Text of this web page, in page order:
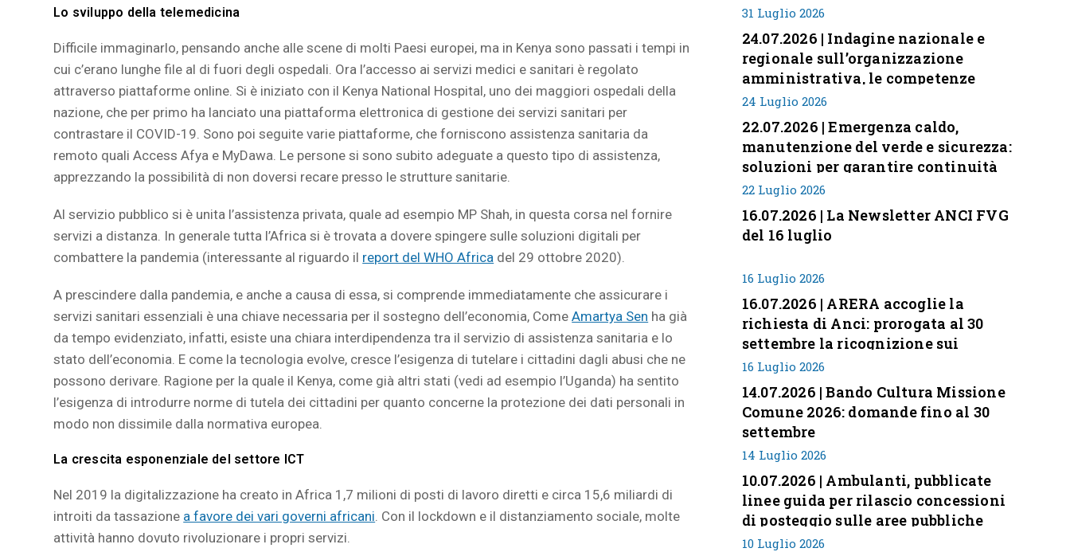
Lo sviluppo della telemedicina
Difficile immaginarlo, pensando anche alle scene di molti Paesi europei, ma in Kenya sono passati i tempi in
cui c’erano lunghe file al di fuori degli ospedali. Ora l’accesso ai servizi medici e sanitari è regolato
attraverso piattaforme online. Si è iniziato con il Kenya National Hospital, uno dei maggiori ospedali della
nazione, che per primo ha lanciato una piattaforma elettronica di gestione dei servizi sanitari per
contrastare il COVID-19. Sono poi seguite varie piattaforme, che forniscono assistenza sanitaria da
remoto quali Access Afya e MyDawa. Le persone si sono subito adeguate a questo tipo di assistenza,
apprezzando la possibilità di non doversi recare presso le strutture sanitarie.
Al servizio pubblico si è unita l’assistenza privata, quale ad esempio MP Shah, in questa corsa nel fornire
servizi a distanza. In generale tutta l’Africa si è trovata a dovere spingere sulle soluzioni digitali per
combattere la pandemia (interessante al riguardo il report del WHO Africa del 29 ottobre 2020).
A prescindere dalla pandemia, e anche a causa di essa, si comprende immediatamente che assicurare i
servizi sanitari essenziali è una chiave necessaria per il sostegno dell’economia, ComeAmartya Sen ha già
da tempo evidenziato, infatti, esiste una chiara interdipendenza tra il servizio di assistenza sanitaria e lo
stato dell’economia. E come la tecnologia evolve, cresce l’esigenza di tutelare i cittadini dagli abusi che ne
possono derivare. Ragione per la quale il Kenya, come già altri stati (vedi ad esempio l’Uganda) ha sentito
l’esigenza di introdurre norme di tutela dei cittadini per quanto concerne la protezione dei dati personali in
modo non dissimile dalla normativa europea.
La crescita esponenziale del settore ICT
Nel 2019 la digitalizzazione ha creato in Africa 1,7 milioni di posti di lavoro diretti e circa 15,6 miliardi di
introiti da tassazione a favore dei vari governi africani. Con il lockdown e il distanziamento sociale, molte
attività hanno dovuto rivoluzionare i propri servizi.
31 Luglio 2026
24.07.2026 | Indagine nazionale e
regionale sull’organizzazione
amministrativa, le competenze
professionali e i modelli di gestione
nei piccoli Comuni italiani
24 Luglio 2026
22.07.2026 | Emergenza caldo,
manutenzione del verde e sicurezza:
soluzioni per garantire continuità
servizi
22 Luglio 2026
16.07.2026 | La Newsletter ANCI FVG
del 16 luglio
16 Luglio 2026
16.07.2026 | ARERA accoglie la
richiesta di Anci: prorogata al 30
settembre la ricognizione sui
corrispettivi
16 Luglio 2026
14.07.2026 | Bando Cultura Missione
Comune 2026: domande fino al 30
settembre
14 Luglio 2026
10.07.2026 | Ambulanti, pubblicate
linee guida per rilascio concessioni
di posteggio sulle aree pubbliche
10 Luglio 2026